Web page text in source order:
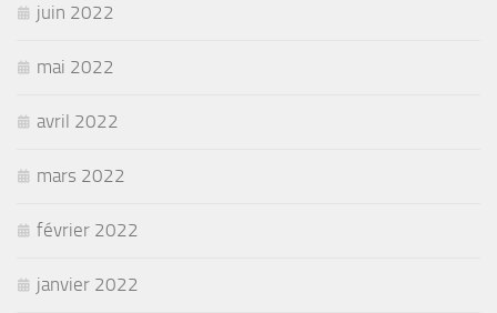
juin 2022
mai 2022
avril 2022
mars 2022
février 2022
janvier 2022